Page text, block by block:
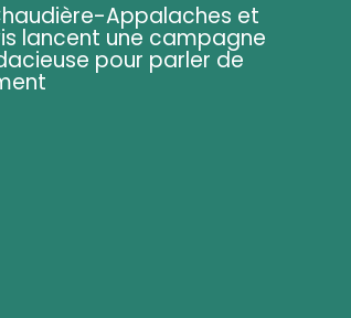
Appalaches et
lancent une campagne
pour parler de